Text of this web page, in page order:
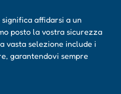
affidarsi a un
posto la vostra sicurezza
vasta selezione include i
garantendovi sempre